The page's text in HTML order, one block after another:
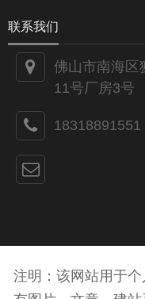
联系我们
佛山市南海区
11号厂房3号
18318891551
注明：该网站用于